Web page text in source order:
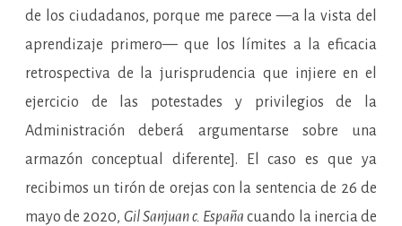
de los ciudadanos, porque me parece —a la vista del
aprendizaje primero— que los límites a la eficacia
retrospectiva de la jurisprudencia que injiere en el
ejercicio de las potestades y privilegios de la
Administración deberá argumentarse sobre una
armazón conceptual diferente]. El caso es que ya
recibimos un tirón de orejas con la sentencia de 26 de
mayo de 2020, Gil Sanjuan c. España cuando la inercia de